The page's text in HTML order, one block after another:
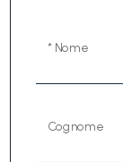
* Nome
Cognome